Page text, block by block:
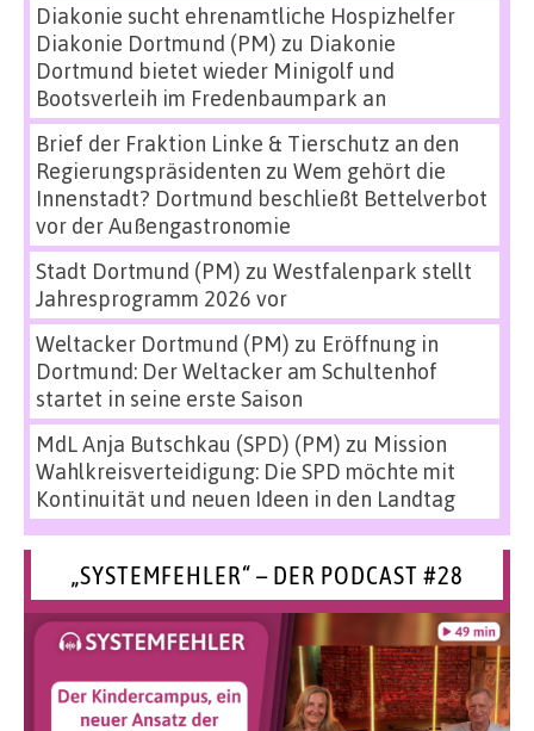
Diakonie sucht ehrenamtliche Hospizhelfer
Diakonie Dortmund (PM) zu Diakonie
Dortmund bietet wieder Minigolf und
Bootsverleih im Fredenbaumpark an
Brief der Fraktion Linke & Tierschutz an den
Regierungspräsidenten zu Wem gehört die
Innenstadt? Dortmund beschließt Bettelverbot
vor der Außengastronomie
Stadt Dortmund (PM) zu Westfalenpark stellt
Jahresprogramm 2026 vor
Weltacker Dortmund (PM) zu Eröffnung in
Dortmund: Der Weltacker am Schultenhof
startet in seine erste Saison
MdL Anja Butschkau (SPD) (PM) zu Mission
Wahlkreisverteidigung: Die SPD möchte mit
Kontinuität und neuen Ideen in den Landtag
„SYSTEMFEHLER“ – DER PODCAST #28